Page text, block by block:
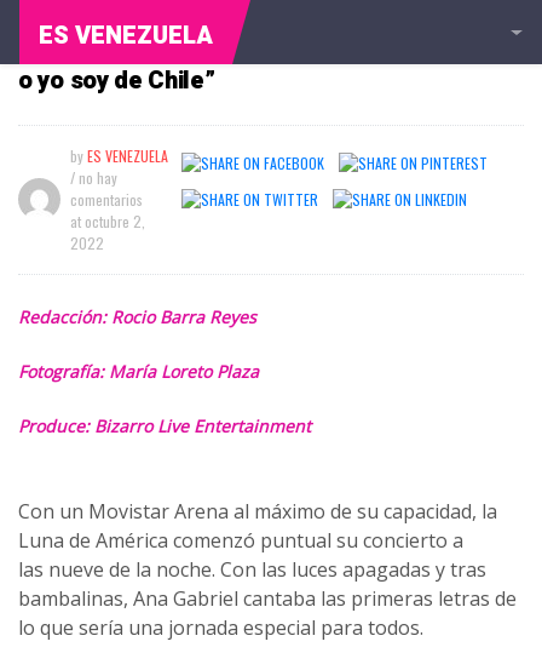
ES VENEZUELA
Ana Gabriel en Chile: “Yo no sé si Chile es mío
o yo soy de Chile”
byES VENEZUELA
/ no hay
comentarios
at octubre 2,
2022
Redacción: Rocio Barra Reyes
Fotografía: María Loreto Plaza
Produce: Bizarro Live Entertainment
Con un Movistar Arena al máximo de su capacidad, la
Luna de América comenzó puntual su concierto a
las nueve de la noche. Con las luces apagadas y tras
bambalinas, Ana Gabriel cantaba las primeras letras de
lo que sería una jornada especial para todos.